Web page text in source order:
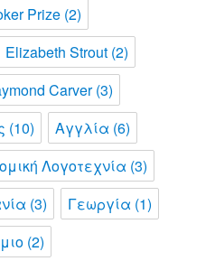
Prize (2)
Elizabeth Strout (2)
Carver(3)
(10) Αγγλία (6)
Λογοτεχνία (3)
(3) Γεωργία (1)
(2)